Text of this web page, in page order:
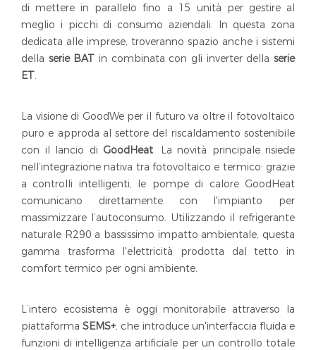
di mettere in parallelo fino a 15 unità per gestire al
meglio i picchi di consumo aziendali. In questa zona
dedicata alle imprese, troveranno spazio anche i sistemi
della serie BAT in combinata con gli inverter dellaserie
ET.
La visione di GoodWe per il futuro va oltre il fotovoltaico
puro e approda al settore del riscaldamento sostenibile
con il lancio di GoodHeat. La novità principale risiede
nell’integrazione nativa tra fotovoltaico e termico: grazie
a controlli intelligenti, le pompe di calore GoodHeat
comunicano direttamente con l'impianto per
massimizzare l’autoconsumo. Utilizzando il refrigerante
naturale R290 a bassissimo impatto ambientale, questa
gamma trasforma l'elettricità prodotta dal tetto in
comfort termico per ogni ambiente.
L’intero ecosistema è oggi monitorabile attraverso la
piattaformaSEMS+, che introduce un'interfaccia fluida e
funzioni di intelligenza artificiale per un controllo totale